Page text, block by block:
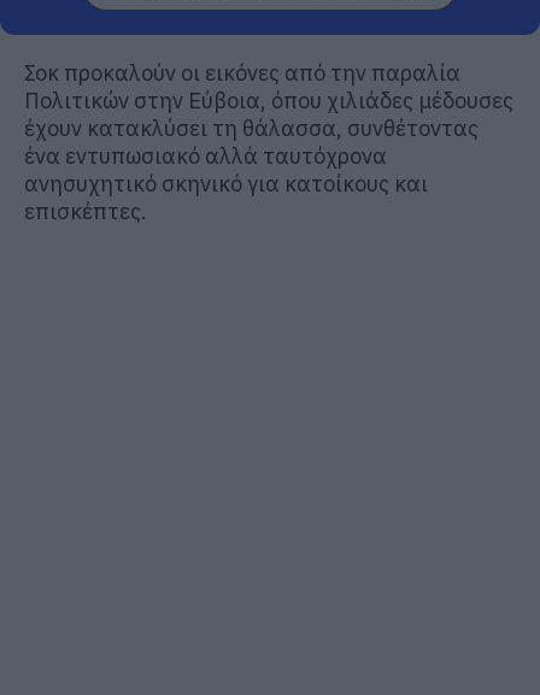
Σοκ προκαλούν οι εικόνες από την παραλία
Πολιτικών στην Εύβοια, όπου χιλιάδες μέδουσες
έχουν κατακλύσει τη θάλασσα, συνθέτοντας
ένα εντυπωσιακό αλλά ταυτόχρονα
ανησυχητικό σκηνικό για κατοίκους και
επισκέπτες.